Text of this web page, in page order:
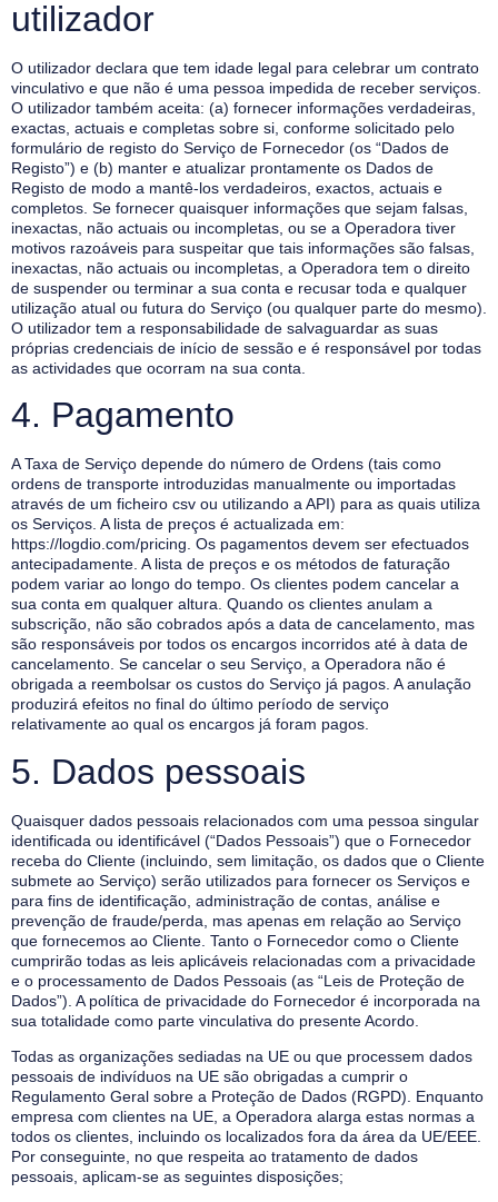
utilizador
O utilizador declara que tem idade legal para celebrar um contrato
vinculativo e que não é uma pessoa impedida de receber serviços.
O utilizador também aceita: (a) fornecer informações verdadeiras,
exactas, actuais e completas sobre si, conforme solicitado pelo
formulário de registo do Serviço de Fornecedor (os “Dados de
Registo”) e (b) manter e atualizar prontamente os Dados de
Registo de modo a mantê-los verdadeiros, exactos, actuais e
completos. Se fornecer quaisquer informações que sejam falsas,
inexactas, não actuais ou incompletas, ou se a Operadora tiver
motivos razoáveis para suspeitar que tais informações são falsas,
inexactas, não actuais ou incompletas, a Operadora tem o direito
de suspender ou terminar a sua conta e recusar toda e qualquer
utilização atual ou futura do Serviço (ou qualquer parte do mesmo).
O utilizador tem a responsabilidade de salvaguardar as suas
próprias credenciais de início de sessão e é responsável por todas
as actividades que ocorram na sua conta.
4. Pagamento
A Taxa de Serviço depende do número de Ordens (tais como
ordens de transporte introduzidas manualmente ou importadas
através de um ficheiro csv ou utilizando a API) para as quais utiliza
os Serviços. A lista de preços é actualizada em:
https://logdio.com/pricing. Os pagamentos devem ser efectuados
antecipadamente. A lista de preços e os métodos de faturação
podem variar ao longo do tempo. Os clientes podem cancelar a
sua conta em qualquer altura. Quando os clientes anulam a
subscrição, não são cobrados após a data de cancelamento, mas
são responsáveis por todos os encargos incorridos até à data de
cancelamento. Se cancelar o seu Serviço, a Operadora não é
obrigada a reembolsar os custos do Serviço já pagos. A anulação
produzirá efeitos no final do último período de serviço
relativamente ao qual os encargos já foram pagos.
5. Dados pessoais
Quaisquer dados pessoais relacionados com uma pessoa singular
identificada ou identificável (“Dados Pessoais”) que o Fornecedor
receba do Cliente (incluindo, sem limitação, os dados que o Cliente
submete ao Serviço) serão utilizados para fornecer os Serviços e
para fins de identificação, administração de contas, análise e
prevenção de fraude/perda, mas apenas em relação ao Serviço
que fornecemos ao Cliente. Tanto o Fornecedor como o Cliente
cumprirão todas as leis aplicáveis relacionadas com a privacidade
e o processamento de Dados Pessoais (as “Leis de Proteção de
Dados”). A política de privacidade do Fornecedor é incorporada na
sua totalidade como parte vinculativa do presente Acordo.
Todas as organizações sediadas na UE ou que processem dados
pessoais de indivíduos na UE são obrigadas a cumprir o
Regulamento Geral sobre a Proteção de Dados (RGPD). Enquanto
empresa com clientes na UE, a Operadora alarga estas normas a
todos os clientes, incluindo os localizados fora da área da UE/EEE.
Por conseguinte, no que respeita ao tratamento de dados
pessoais, aplicam-se as seguintes disposições;